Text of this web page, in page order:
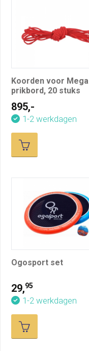
Koorden voor Mega
prikbord, 20 stuks
895,-
1-2 werkdagen
Ogosport set
29,95
1-2 werkdagen